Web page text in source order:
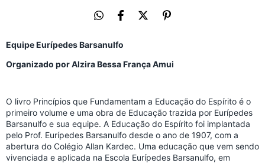
Equipe Eurípedes Barsanulfo
Organizado por Alzira Bessa França Amui
O livro Princípios que Fundamentam a Educação do Espírito é o
primeiro volume e uma obra de Educação trazida por Eurípedes
Barsanulfo e sua equipe. A Educação do Espírito foi implantada
pelo Prof. Eurípedes Barsanulfo desde o ano de 1907, com a
abertura do Colégio Allan Kardec. Uma educação que vem sendo
vivenciada e aplicada na Escola Eurípedes Barsanulfo, em